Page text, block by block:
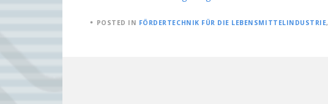
POSTED
POSTED IN FÖRDERTECHNIK FÜR DIE LEBENSMITTELINDUSTRIE,